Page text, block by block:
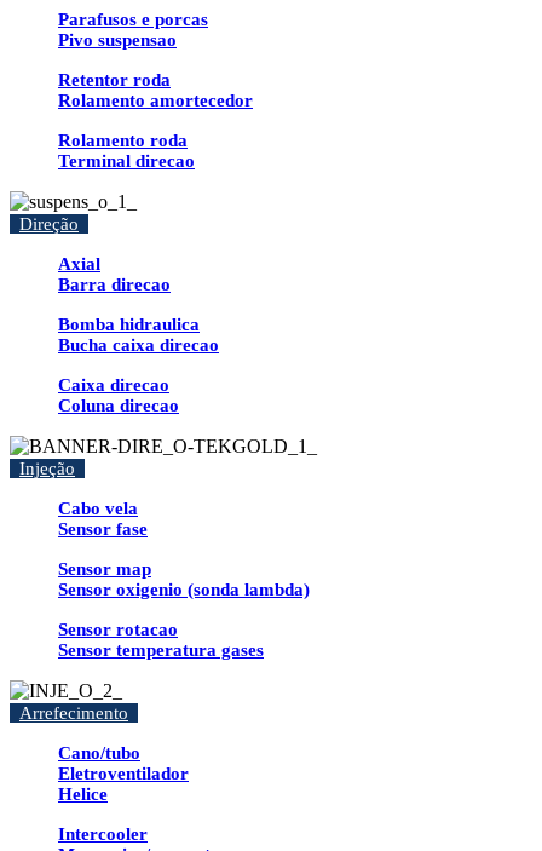
Parafusos e porcas
Pivo suspensao
Retentor roda
Rolamento amortecedor
Rolamento roda
Terminal direcao
Direção
Axial
Barra direcao
Bomba hidraulica
Bucha caixa direcao
Caixa direcao
Coluna direcao
Injeção
Cabo vela
Sensor fase
Sensor map
Sensor oxigenio (sonda lambda)
Sensor rotacao
Sensor temperatura gases
Arrefecimento
Cano/tubo
Eletroventilador
Helice
Intercooler